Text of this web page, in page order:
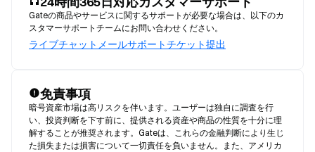
Gateの商品やサービスに関するサポートが必要な場合は、以下のカ
スタマーサポートチームにお問い合わせください。
ライブチャット メールサポートチケット提出
免責事項
暗号資産市場は高リスクを伴います。ユーザーは独自に調査を行
い、投資判断を下す前に、提供される資産や商品の性質を十分に理
解することが推奨されます。Gateは、これらの金融判断により生じ
た損失または損害について一切責任を負いません。また、アメリカ